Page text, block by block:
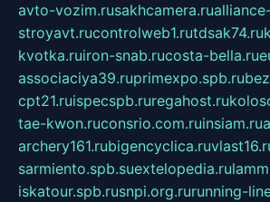
avto-vozim.rusakhcamera.ru
stroyavt.rucontrolweb1.rutdsak74.ru
kvotka.ruiron-snab.rucosta-bella.ru
associaciya39.ruprimexpo.spb.ru
cpt21.ruispecspb.ruregahost.ru
tae-kwon.ruconsrio.com.ruinsiam.ru
archery161.rubigencyclica.ru
sarmiento.spb.suextelopedia.ru
iskatour.spb.rusnpi.org.rurunning-